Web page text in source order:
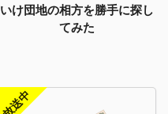
いけ団地の相方を勝手に探し
てみた